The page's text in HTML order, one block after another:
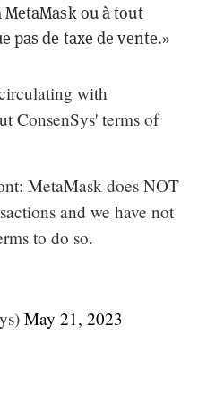
ou à tout
de taxe de vente.»
with
ConsenSys' terms of
MetaMask does NOT
and we have not
to do so.
May 21, 2023